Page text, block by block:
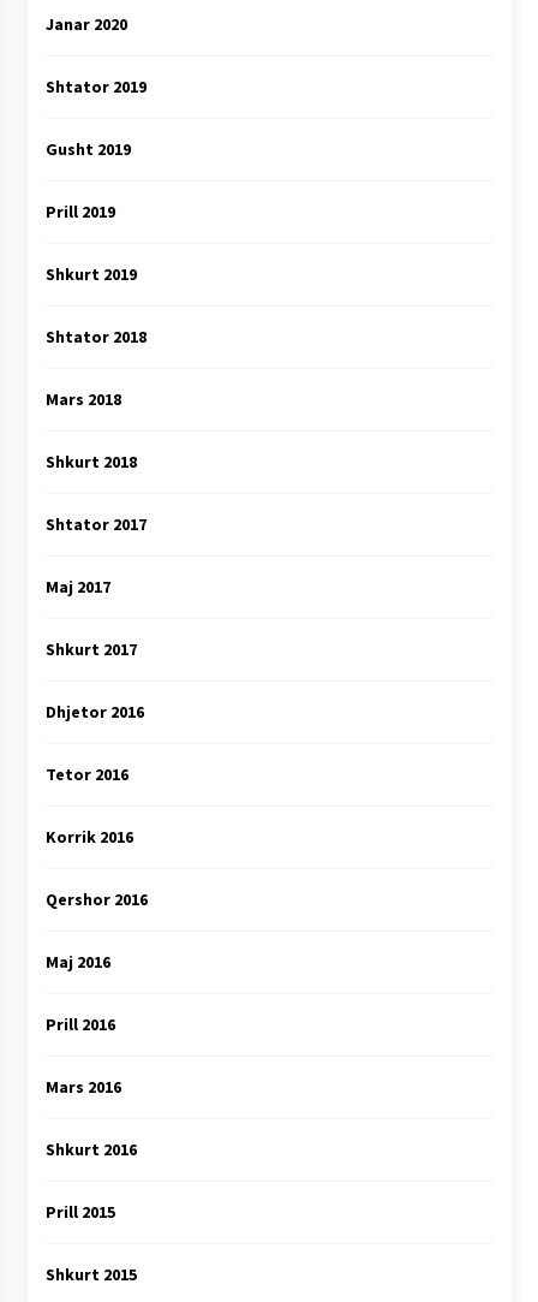
Janar 2020
Shtator 2019
Gusht 2019
Prill 2019
Shkurt 2019
Shtator 2018
Mars 2018
Shkurt 2018
Shtator 2017
Maj 2017
Shkurt 2017
Dhjetor 2016
Tetor 2016
Korrik 2016
Qershor 2016
Maj 2016
Prill 2016
Mars 2016
Shkurt 2016
Prill 2015
Shkurt 2015